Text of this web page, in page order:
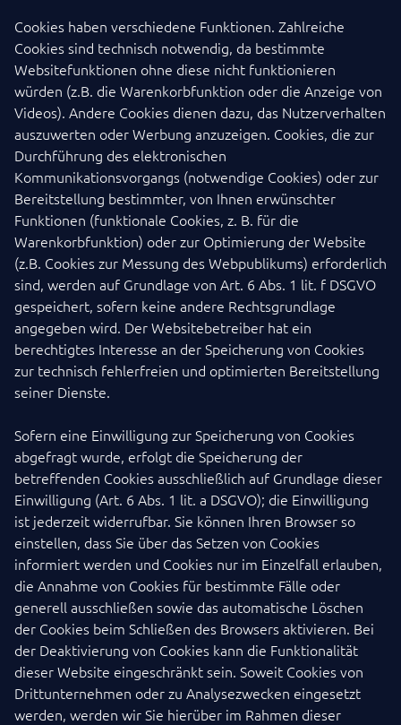
Cookies haben verschiedene Funktionen. Zahlreiche
Cookies sind technisch notwendig, da bestimmte
Websitefunktionen ohne diese nicht funktionieren
würden (z.B. die Warenkorbfunktion oder die Anzeige von
Videos). Andere Cookies dienen dazu, das Nutzerverhalten
auszuwerten oder Werbung anzuzeigen. Cookies, die zur
Durchführung des elektronischen
Kommunikationsvorgangs (notwendige Cookies) oder zur
Bereitstellung bestimmter, von Ihnen erwünschter
Funktionen (funktionale Cookies, z. B. für die
Warenkorbfunktion) oder zur Optimierung der Website
(z.B. Cookies zur Messung des Webpublikums) erforderlich
sind, werden auf Grundlage von Art. 6 Abs. 1 lit. f DSGVO
gespeichert, sofern keine andere Rechtsgrundlage
angegeben wird. Der Websitebetreiber hat ein
berechtigtes Interesse an der Speicherung von Cookies
zur technisch fehlerfreien und optimierten Bereitstellung
seiner Dienste.
Sofern eine Einwilligung zur Speicherung von Cookies
abgefragt wurde, erfolgt die Speicherung der
betreffenden Cookies ausschließlich auf Grundlage dieser
Einwilligung (Art. 6 Abs. 1 lit. a DSGVO); die Einwilligung
ist jederzeit widerrufbar. Sie können Ihren Browser so
einstellen, dass Sie über das Setzen von Cookies
informiert werden und Cookies nur im Einzelfall erlauben,
die Annahme von Cookies für bestimmte Fälle oder
generell ausschließen sowie das automatische Löschen
der Cookies beim Schließen des Browsers aktivieren. Bei
der Deaktivierung von Cookies kann die Funktionalität
dieser Website eingeschränkt sein. Soweit Cookies von
Drittunternehmen oder zu Analysezwecken eingesetzt
werden, werden wir Sie hierüber im Rahmen dieser